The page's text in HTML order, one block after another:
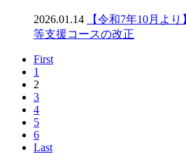
2026.01.14
【令和7年10月よ
等支援コースの改正
First
1
2
3
4
5
6
Last